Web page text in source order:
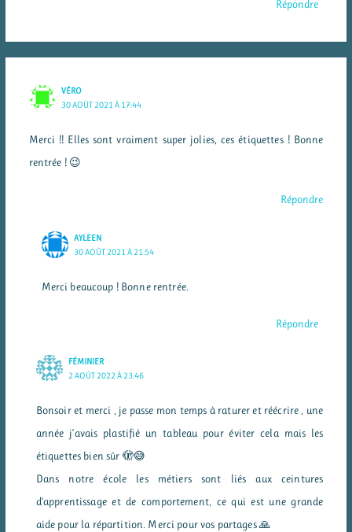
Répondre
VÉRO
30 AOÛT 2021 À 17:44
Merci !! Elles sont vraiment super jolies, ces étiquettes ! Bonne
rentrée ! 😉
Répondre
AYLEEN
30 AOÛT 2021 À 21:54
Merci beaucoup ! Bonne rentrée.
Répondre
FÉMINIER
2 AOÛT 2022 À 23:46
Bonsoir et merci , je passe mon temps à raturer et réécrire , une
année j’avais plastifié un tableau pour éviter cela mais les
étiquettes bien sûr 🫣😅
Dans notre école les métiers sont liés aux ceintures
d’apprentissage et de comportement, ce qui est une grande
aide pour la répartition. Merci pour vos partages 🙏